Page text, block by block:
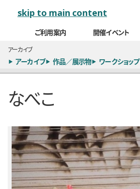
skip to main content
ご利用案内 開催イベント
アーカイブ
アーカイブ 作品／展示物 ワークショップ
なべこ